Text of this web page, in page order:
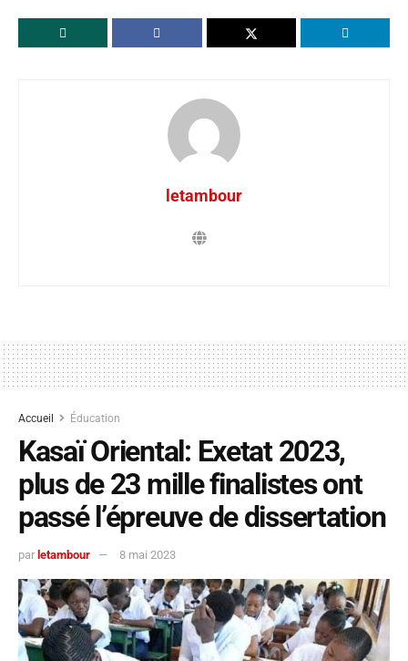
letambour
Accueil Éducation
Kasaï Oriental: Exetat 2023,
plus de 23 mille finalistes ont
passé l’épreuve de dissertation
par letambour 8 mai 2023